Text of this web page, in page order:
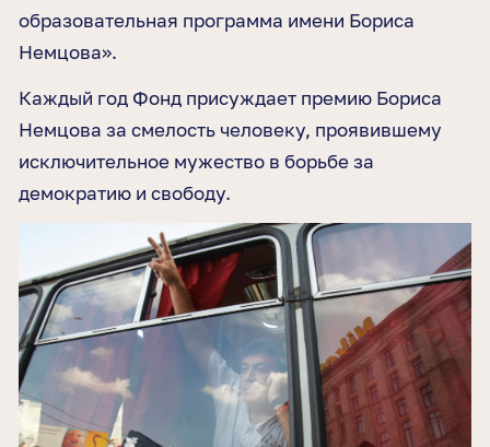
образовательная программа имени Бориса
Немцова».
Каждый год Фонд присуждает премию Бориса
Немцова за смелость человеку, проявившему
исключительное мужество в борьбе за
демократию и свободу.